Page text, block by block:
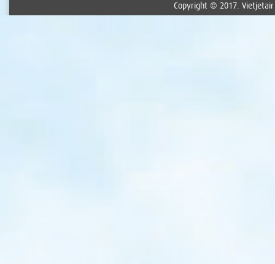
Copyright © 2017. Vietjetair